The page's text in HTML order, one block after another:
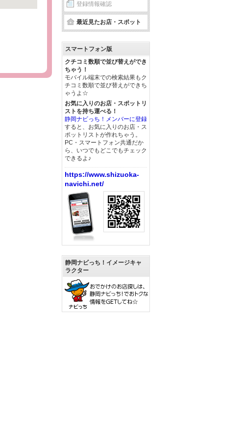
登録情報確認
最近見たお店・スポット
スマートフォン版
クチコミ数順で並び替えができ
ちゃう！
モバイル端末での検索結果もク
チコミ数順で並び替えができち
ゃうよ☆
お気に入りのお店・スポットリ
ストを持ち運べる！
静岡ナビっち！メンバーに登録
すると、お気に入りのお店・ス
ポットリストが作れちゃう。
PC・スマートフォン共通だか
ら、いつでもどこでもチェック
できるよ♪
https://www.shizuoka-
navichi.net/
静岡ナビっち！イメージキャ
ラクター